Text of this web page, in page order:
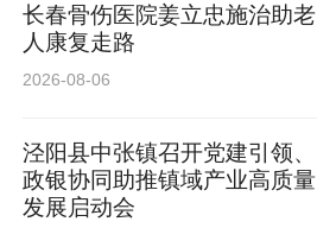
长春骨伤医院姜立忠施治助老
人康复走路
2026-08-06
泾阳县中张镇召开党建引领、
政银协同助推镇域产业高质量
发展启动会